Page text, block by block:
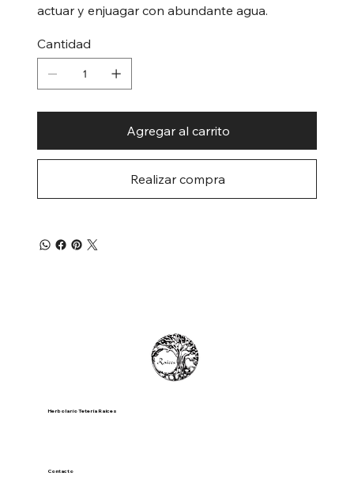
actuar y enjuagar con abundante agua.
Cantidad
Agregar al carrito
Realizar compra
Herbolario Tetería Raíces
Contacto